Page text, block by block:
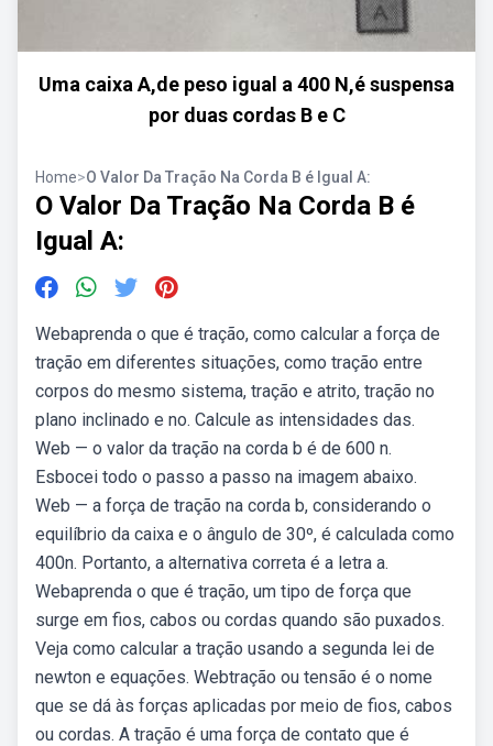
Uma caixa A,de peso igual a 400 N,é suspensa
por duas cordas B e C
Home>O Valor Da Tração Na Corda B é Igual A:
O Valor Da Tração Na Corda B é
Igual A:
Webaprenda o que é tração, como calcular a força de
tração em diferentes situações, como tração entre
corpos do mesmo sistema, tração e atrito, tração no
plano inclinado e no. Calcule as intensidades das.
Web — o valor da tração na corda b é de 600 n.
Esbocei todo o passo a passo na imagem abaixo.
Web — a força de tração na corda b, considerando o
equilíbrio da caixa e o ângulo de 30º, é calculada como
400n. Portanto, a alternativa correta é a letra a.
Webaprenda o que é tração, um tipo de força que
surge em fios, cabos ou cordas quando são puxados.
Veja como calcular a tração usando a segunda lei de
newton e equações. Webtração ou tensão é o nome
que se dá às forças aplicadas por meio de fios, cabos
ou cordas. A tração é uma força de contato que é